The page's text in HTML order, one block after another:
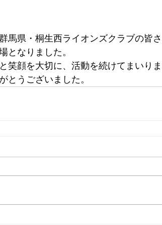
馬県・桐生西ライオンズクラブの皆
となりました。
笑顔を大切に、活動を続けてまいりま
とうございました。